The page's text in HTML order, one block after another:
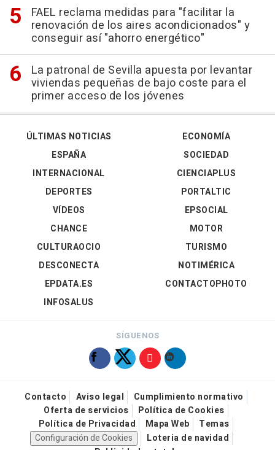
FAEL reclama medidas para "facilitar la
renovación de los aires acondicionados" y
conseguir así "ahorro energético"
La patronal de Sevilla apuesta por levantar
viviendas pequeñas de bajo coste para el
primer acceso de los jóvenes
ÚLTIMAS NOTICIAS
ESPAÑA
INTERNACIONAL
DEPORTES
VÍDEOS
ECONOMÍA
SOCIEDAD
CIENCIAPLUS
PORTALTIC
EPSOCIAL
CHANCE
CULTURAOCIO
DESCONECTA
EPDATA.ES
INFOSALUS
MOTOR
TURISMO
NOTIMÉRICA
CONTACTOPHOTO
SÍGUENOS
Contacto Aviso legal
Cumplimiento normativo
Oferta de servicios
Política de Cookies
Política de Privacidad
Mapa Web
Temas
Configuración de Cookies
Loteria de navidad